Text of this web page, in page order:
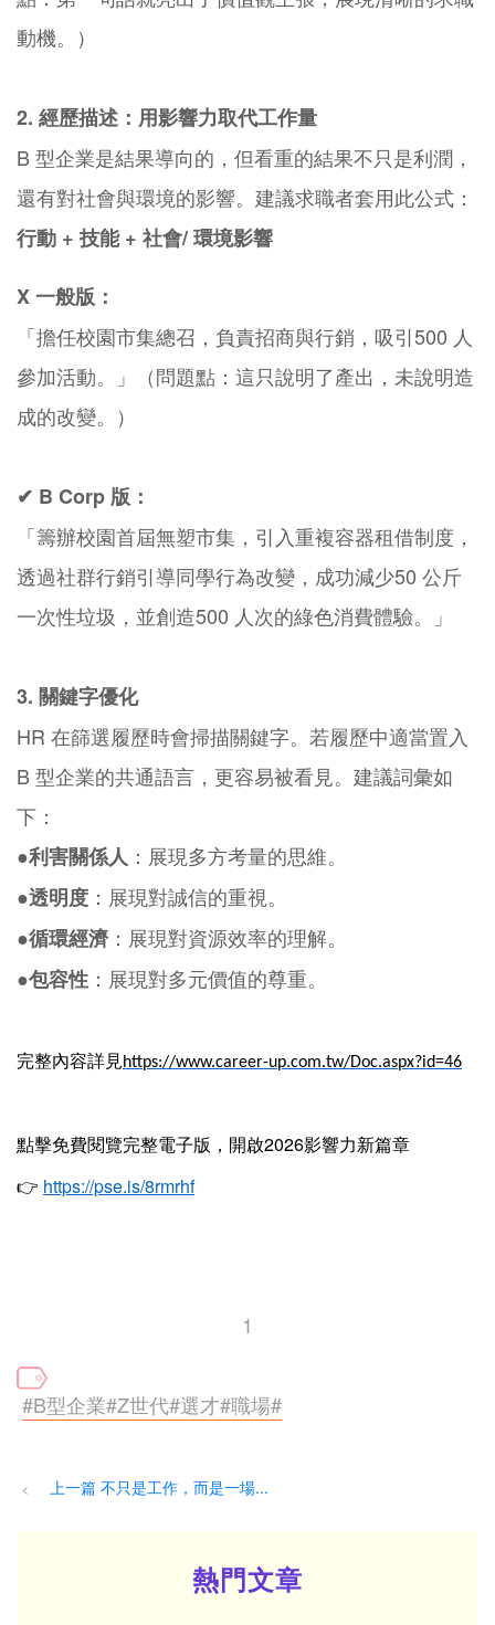
動機。）
2. 經歷描述：用影響力取代工作量
B 型企業是結果導向的，但看重的結果不只是利潤，
還有對社會與環境的影響。建議求職者套用此公式：
行動 + 技能 + 社會/ 環境影響
X 一般版：
「擔任校園市集總召，負責招商與行銷，吸引500 人
參加活動。」（問題點：這只說明了產出，未說明造
成的改變。）
✔ B Corp 版：
「籌辦校園首屆無塑市集，引入重複容器租借制度，
透過社群行銷引導同學行為改變，成功減少50 公斤
一次性垃圾，並創造500 人次的綠色消費體驗。」
3. 關鍵字優化
HR 在篩選履歷時會掃描關鍵字。若履歷中適當置入
B 型企業的共通語言，更容易被看見。建議詞彙如
下：
●利害關係人 ：展現多方考量的思維。
●透明度 ：展現對誠信的重視。
●循環經濟：展現對資源效率的理解。
●包容性 ：展現對多元價值的尊重。
完整內容詳見https://www.career-up.com.tw/Doc.aspx?id=46
點擊免費閱覽完整電子版，開啟2026影響力新篇章
👉 https://pse.is/8rmrhf
1
#B型企業#Z世代#選才#職場#
< 上一篇 不只是工作，而是一場...
熱門文章